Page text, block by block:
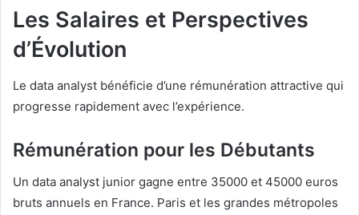
Les Salaires et Perspectives
d’Évolution
Le data analyst bénéficie d’une rémunération attractive qui
progresse rapidement avec l’expérience.
Rémunération pour les Débutants
Un data analyst junior gagne entre 35000 et 45000 euros
bruts annuels en France. Paris et les grandes métropoles